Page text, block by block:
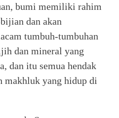
bumi memiliki rahim
dan akan
tumbuh-tumbuhan
dan mineral yang
dan itu semua hendak
makhluk yang hidup di